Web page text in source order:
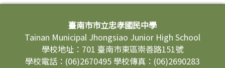
頁尾區域內容臺南市市立忠孝國民中學
Tainan Municipal Jhongsiao Junior High School
學校地址：701 臺南市東區崇善路151號
學校電話：(06)2670495 學校傳真：(06)2690283